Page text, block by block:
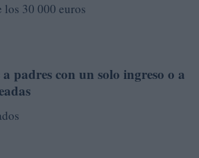
los 30 000 euros
padres con un solo ingreso o a